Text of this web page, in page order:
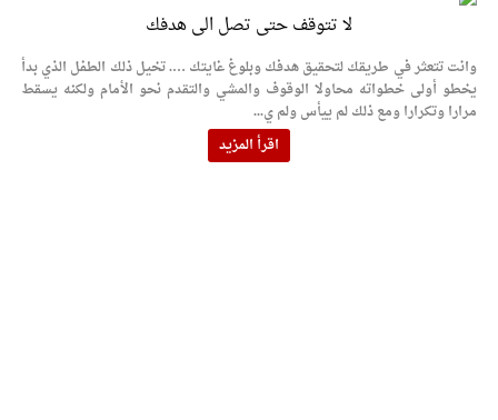
لا تتوقف حتى تصل الى هدفك
وانت تتعثر في طريقك لتحقيق هدفك وبلوغ غايتك …. تخيل ذلك الطفل الذي بدأ
يخطو أولى خطواته محاولا الوقوف والمشي والتقدم نحو الأمام ولكنه يسقط
مرارا وتكرارا ومع ذلك لم ييأس ولم ي...
اقرأ المزيد